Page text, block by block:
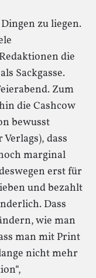
zu liegen.
die
Sackgasse.
Zum
die Cashcow
bewusst
dass
marginal
erst für
und bezahlt
Dass
wie man
man mit Print
nicht mehr